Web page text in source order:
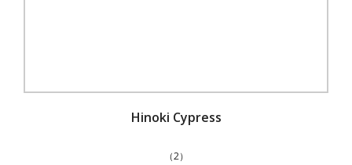
Hinoki Cypress
（2）